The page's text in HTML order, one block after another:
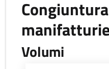
Congiuntura
Volumi